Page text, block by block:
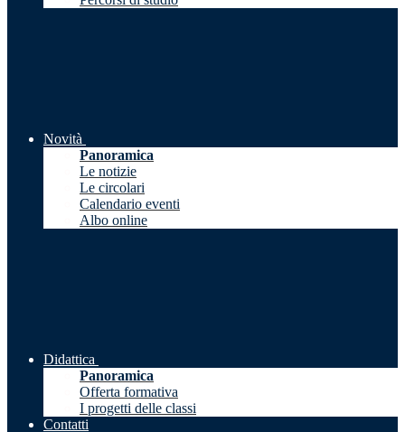
Novità
Panoramica
Le notizie
Le circolari
Calendario eventi
Albo online
Didattica
Panoramica
Offerta formativa
I progetti delle classi
Contatti